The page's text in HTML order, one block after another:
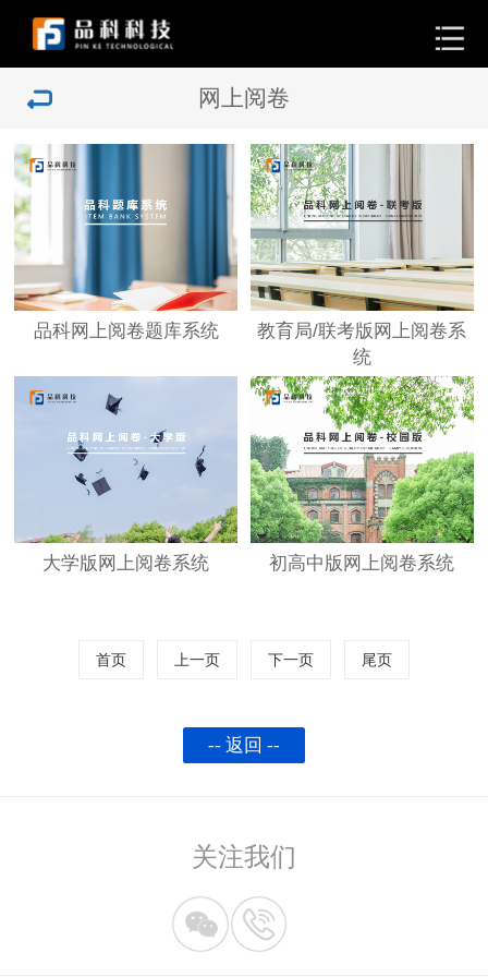
网上阅卷
品科网上阅卷题库系统
教育局/联考版网上阅卷系
统
大学版网上阅卷系统 初高中版网上阅卷系统
首页 上一页 下一页 尾页
-- 返回 --
关注我们